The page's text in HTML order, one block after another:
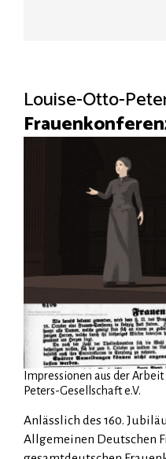
Louise-Otto-
Impressionen aus der
Peters-Gesellschaft e.V.
Anlässlich des 160.
Allgemeinen Deutschen